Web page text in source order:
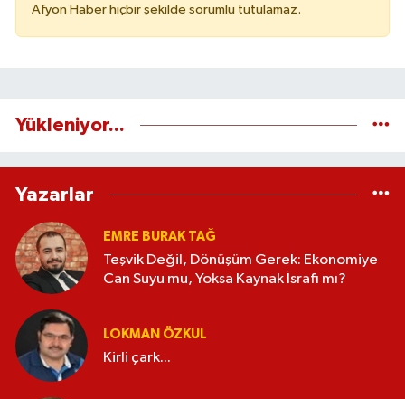
Afyon Haber hiçbir şekilde sorumlu tutulamaz.
Yükleniyor...
Yazarlar
EMRE BURAK TAĞ
Teşvik Değil, Dönüşüm Gerek: Ekonomiye
Can Suyu mu, Yoksa Kaynak İsrafı mı?
LOKMAN ÖZKUL
Kirli çark...